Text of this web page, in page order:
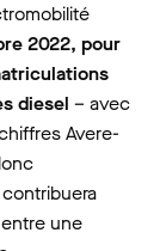
2022, pour
diesel – avec
Avere-
entre une